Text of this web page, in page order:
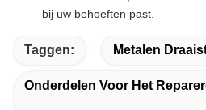
bij uw behoeften past.
Taggen: Metalen
Onderdelen Voor Het